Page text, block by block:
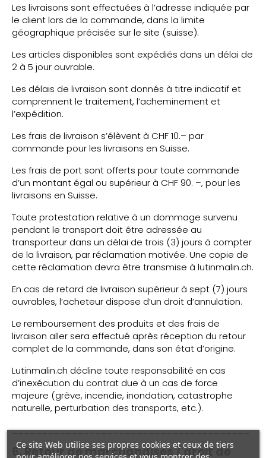
Les livraisons sont effectuées à l’adresse indiquée par
le client lors de la commande, dans la limite
géographique précisée sur le site (suisse).
Les articles disponibles sont expédiés dans un délai de
2 à 5 jour ouvrable.
Les délais de livraison sont donnés à titre indicatif et
comprennent le traitement, l’acheminement et
l’expédition.
Les frais de livraison s’élèvent à CHF 10.– par
commande pour les livraisons en Suisse.
Les frais de port sont offerts pour toute commande
d’un montant égal ou supérieur à CHF 90. –, pour les
livraisons en Suisse.
Toute protestation relative à un dommage survenu
pendant le transport doit être adressée au
transporteur dans un délai de trois (3) jours à compter
de la livraison, par réclamation motivée. Une copie de
cette réclamation devra être transmise à lutinmalin.ch.
En cas de retard de livraison supérieur à sept (7) jours
ouvrables, l’acheteur dispose d’un droit d’annulation.
Le remboursement des produits et des frais de
livraison aller sera effectué après réception du retour
complet de la commande, dans son état d’origine.
Lutinmalin.ch décline toute responsabilité en cas
d’inexécution du contrat due à un cas de force
majeure (grève, incendie, inondation, catastrophe
naturelle, perturbation des transports, etc.).
________________________________________
6. Retour de marchandises / droit de
Ce site Web utilise ses propres cookies et ceux de tiers